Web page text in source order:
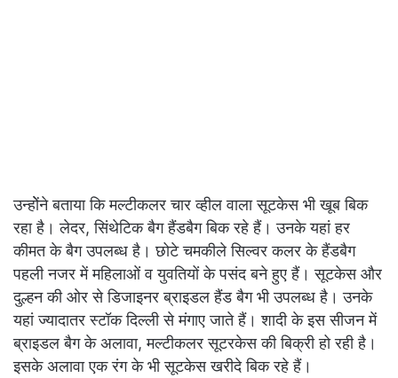
उन्होेंने बताया कि मल्टीकलर चार व्हील वाला सूटकेस भी खूब बिक
रहा है। लेदर, सिंथेटिक बैग हैंडबैग बिक रहे हैं। उनके यहां हर
कीमत के बैग उपलब्ध है। छोटे चमकीले सिल्वर कलर के हैंडबैग
पहली नजर में महिलाओं व युवतियों के पसंद बने हुए हैं। सूटकेस और
दुल्हन की ओर से डिजाइनर ब्राइडल हैंड बैग भी उपलब्ध है। उनके
यहां ज्यादातर स्टॉक दिल्ली से मंगाए जाते हैं। शादी के इस सीजन में
ब्राइडल बैग के अलावा, मल्टीकलर सूटरकेस की बिक्री हो रही है।
इसके अलावा एक रंग के भी सूटकेस खरीदे बिक रहे हैं।